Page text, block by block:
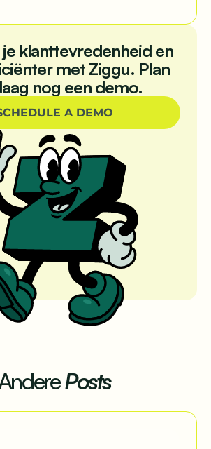
klanttevredenheid en
met Ziggu. Plan
nog een demo.
A DEMO
Posts